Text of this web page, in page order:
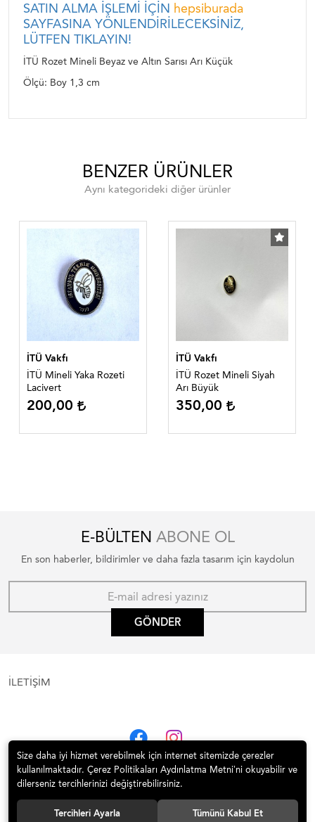
SATIN ALMA İŞLEMİ İÇİN hepsiburada
SAYFASINA YÖNLENDİRİLECEKSİNİZ,
LÜTFEN TIKLAYIN!
İTÜ Rozet Mineli Beyaz ve Altın Sarısı Arı Küçük
Ölçü: Boy 1,3 cm
BENZER ÜRÜNLER
Aynı kategorideki diğer ürünler
İTÜ Vakfı
İTÜ Mineli Yaka Rozeti
Lacivert
200,00
İTÜ Vakfı
İTÜ Rozet Mineli Siyah
Arı Büyük
350,00
E-BÜLTEN ABONE OL
En son haberler, bildirimler ve daha fazla tasarım için kaydolun
GÖNDER
İLETİŞİM
© 2020 İTÜ Vakfı Satış Mekanı | 1773 İTÜ Tüm hakları saklıdır.
Size daha iyi hizmet verebilmek için internet sitemizde çerezler
kullanılmaktadır. Çerez Politikaları Aydınlatma Metni’ni okuyabilir ve
dilerseniz tercihlerinizi değiştirebilirsiniz.
Tercihleri Ayarla Tümünü Kabul Et